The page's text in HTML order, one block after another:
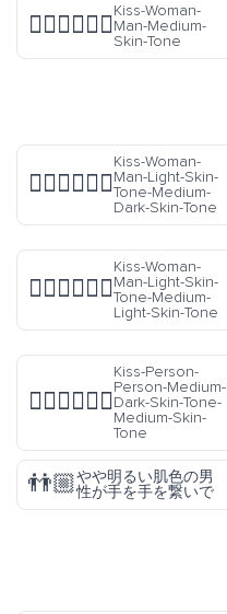
👩🏽‍❤️‍💋‍👨🏽
Kiss-Woman-
Man-Medium-
Skin-Tone
👩🏻‍❤️‍💋‍👨🏾
Kiss-Woman-
Man-Light-Skin-
Tone-Medium-
Dark-Skin-Tone
👩🏻‍❤️‍💋‍👨🏼
Kiss-Woman-
Man-Light-Skin-
Tone-Medium-
Light-Skin-Tone
🧑🏾‍❤️‍💋‍🧑🏽
Kiss-Person-
Person-Medium-
Dark-Skin-Tone-
Medium-Skin-
Tone
👬🏼やや明るい肌色の男
性が手を手を繋いで